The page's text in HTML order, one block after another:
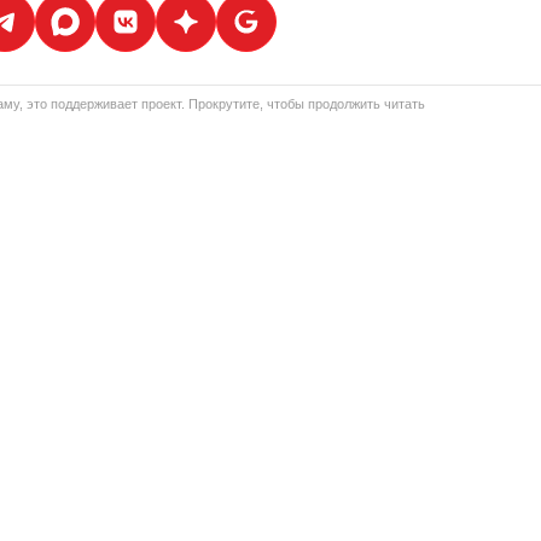
это поддерживает проект. Прокрутите, чтобы продолжить читать